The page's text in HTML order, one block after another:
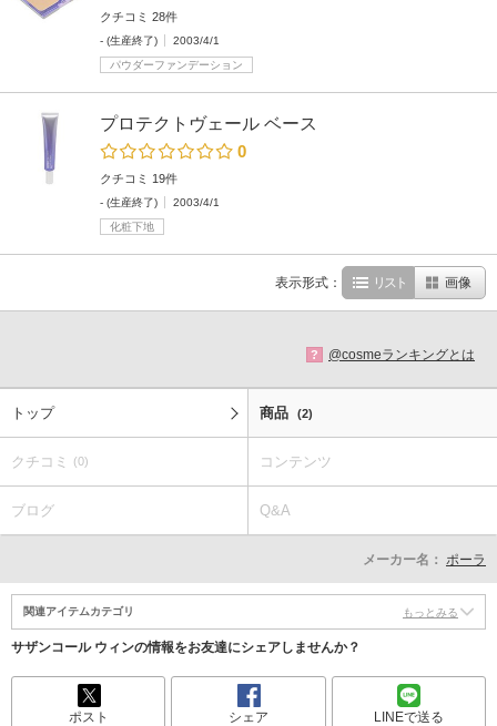
クチコミ 28件
- (生産終了)
2003/4/1
パウダーファンデーション
プロテクトヴェール ベース
0
クチコミ 19件
- (生産終了)
2003/4/1
化粧下地
表示形式： リスト 画像
? @cosmeランキングとは
トップ 商品 (2)
クチコミ (0) コンテンツ
ブログ Q&A
メーカー名： ポーラ
関連アイテムカテゴリ もっとみる
サザンコール ウィンの情報をお友達にシェアしませんか？
ポスト シェア LINEで送る